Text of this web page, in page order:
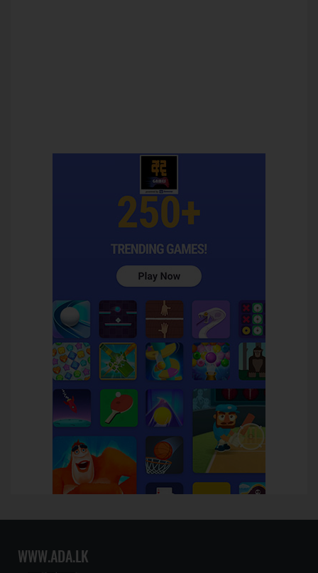
WWW.ADA.LK